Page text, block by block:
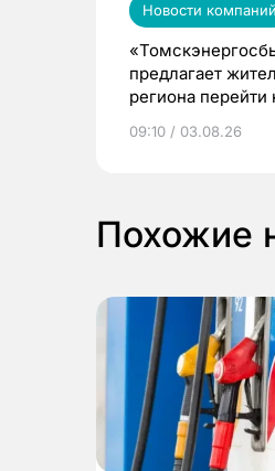
Новости компаний
предлагает
региона перейти
выиграть призы
09:10 / 03.08.26
Похожие